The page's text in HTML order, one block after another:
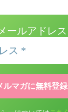
ールアドレス